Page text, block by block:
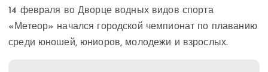
14 февраля во Дворце водных видов спорта
«Метеор» начался городской чемпионат по плаванию
среди юношей, юниоров, молодежи и взрослых.